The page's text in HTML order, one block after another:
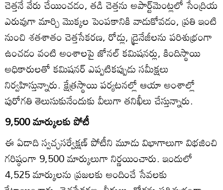
చెత్తనే వేరు చేయించడం, తడి చెత్తను అపార్ట్‌మెంట్లలో సేంద్రియ
ఎరువుగా మార్చి మొక్కల పెంపకానికి వాడుకోవడం, ప్రతి ఇంటి
నుంచి శతశాతం చెత్తసేకరణ, రోడ్లు, డ్రైనేజీలను పరిశుభ్రంగా
ఉంచడం వంటి అంశాలపై జోనల్‌ కమిషనర్లు, కిందిస్థాయి
అధికారులతో కమిషనర్‌ ఎప్పటికప్పుడు సమీక్షలు
నిర్వహిస్తున్నారు. క్షేత్రస్థాయి పర్యటనల్లో ఆయా అంశాల్లో
పురోగతి తెలుసుకునేందుకు వీలుగా తనిఖీలు చేస్తున్నారు.
9,500 మార్కులకు పోటీ
ఈ ఏడాది స్వచ్ఛసర్వేక్షణ్‌ పోటీని మూడు విభాగాలుగా విభజించి
గరిష్ఠంగా 9,500 మార్కులుగా నిర్ణయించారు. ఇందులో
4,525 మార్కులను ప్రజలకు అందించే సేవలకు